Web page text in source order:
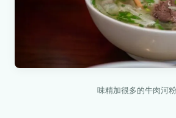
味精加很多的牛肉河粉